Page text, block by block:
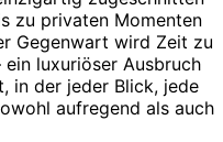
zu privaten Momenten
Gegenwart wird Zeit zu
luxuriöser Ausbruch
in der jeder Blick, jede
aufregend als auch